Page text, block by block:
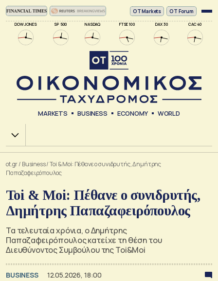
DOW JONES SP 500 NASDAQ FTSE 100 DAX 30 CAC 40
ΟΤ Markets OT Forum
MARKETS BUSINESS ECONOMY WORLD
Χ.Α.
ot.gr/ Business/Toi & Moi: Πέθανε ο συνιδρυτής, Δημήτρης
Παπαζαφειρόπουλος
Toi & Moi: Πέθανε ο συνιδρυτής,
Δημήτρης Παπαζαφειρόπουλος
Τα τελευταία χρόνια, ο Δημήτρης
Παπαζαφειρόπουλος κατείχε τη θέση του
Διευθύνοντος Συμβούλου της Toi&Moi
BUSINESS 12.05.2026, 18:00